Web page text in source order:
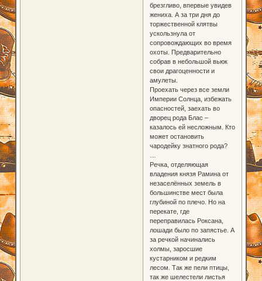
брезгливо, впервые увидев
жениха. А за три дня до
торжественной клятвы
ускользнула от
сопровождающих во время
охоты. Предварительно
собрав в небольшой вьюк
свои драгоценности и
амулеты.
Проехать через все земли
Империи Солнца, избежать
опасностей, заехать во
дворец рода Блас –
казалось ей несложным. Кто
может остановить
чародейку знатного рода?
Речка, отделяющая
владения князя Рамина от
незаселённых земель в
большинстве мест была
глубиной по плечо. Но на
перекате, где
переправилась Роксана,
лошади было по запястье. А
за речкой начинались
холмы, заросшие
кустарником и редким
лесом. Так же пели птицы,
так же шелестели листья